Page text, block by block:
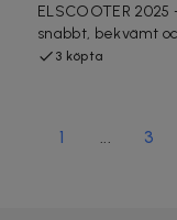
ELSCOOTER 2025
snabbt, bekvämt
3 köpta
1 ... 3